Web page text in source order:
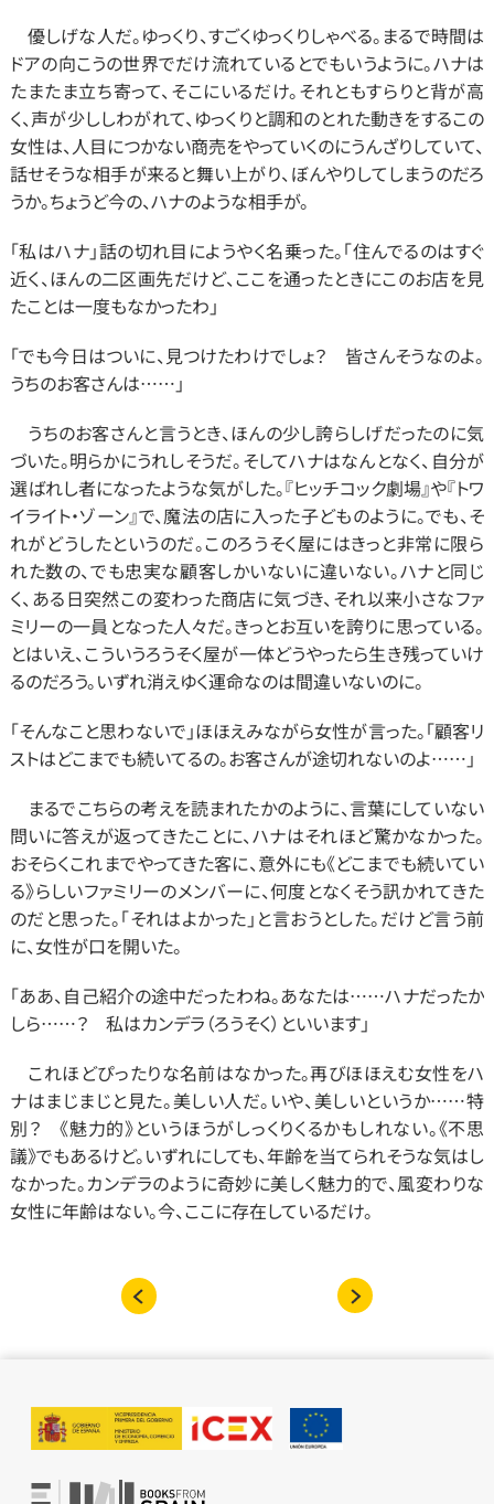
優しげな人だ。ゆっくり、すごくゆっくりしゃべる。まるで時間は
ドアの向こうの世界でだけ流れているとでもいうように。ハナは
たまたま立ち寄って、そこにいるだけ。それともすらりと背が高
く、声が少ししわがれて、ゆっくりと調和のとれた動きをするこの
女性は、人目につかない商売をやっていくのにうんざりしていて、
話せそうな相手が来ると舞い上がり、ぼんやりしてしまうのだろ
うか。ちょうど今の、ハナのような相手が。
「私はハナ」話の切れ目にようやく名乗った。「住んでるのはすぐ
近く、ほんの二区画先だけど、ここを通ったときにこのお店を見
たことは一度もなかったわ」
「でも今日はついに、見つけたわけでしょ？　皆さんそうなのよ。
うちのお客さんは……」
うちのお客さんと言うとき、ほんの少し誇らしげだったのに気
づいた。明らかにうれしそうだ。そしてハナはなんとなく、自分が
選ばれし者になったような気がした。『ヒッチコック劇場』や『トワ
イライト・ゾーン』で、魔法の店に入った子どものように。でも、そ
れがどうしたというのだ。このろうそく屋にはきっと非常に限ら
れた数の、でも忠実な顧客しかいないに違いない。ハナと同じ
く、ある日突然この変わった商店に気づき、それ以来小さなファ
ミリーの一員となった人々だ。きっとお互いを誇りに思っている。
とはいえ、こういうろうそく屋が一体どうやったら生き残っていけ
るのだろう。いずれ消えゆく運命なのは間違いないのに。
「そんなこと思わないで」ほほえみながら女性が言った。「顧客リ
ストはどこまでも続いてるの。お客さんが途切れないのよ……」
まるでこちらの考えを読まれたかのように、言葉にしていない
問いに答えが返ってきたことに、ハナはそれほど驚かなかった。
おそらくこれまでやってきた客に、意外にも《どこまでも続いてい
る》らしいファミリーのメンバーに、何度となくそう訊かれてきた
のだと思った。「それはよかった」と言おうとした。だけど言う前
に、女性が口を開いた。
「ああ、自己紹介の途中だったわね。あなたは……ハナだったか
しら……？　私はカンデラ（ろうそく）といいます」
これほどぴったりな名前はなかった。再びほほえむ女性をハ
ナはまじまじと見た。美しい人だ。いや、美しいというか……特
別？　《魅力的》というほうがしっくりくるかもしれない。《不思
議》でもあるけど。いずれにしても、年齢を当てられそうな気はし
なかった。カンデラのように奇妙に美しく魅力的で、風変わりな
女性に年齢はない。今、ここに存在しているだけ。